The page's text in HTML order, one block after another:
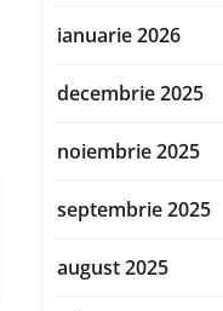
ianuarie 2026
decembrie 2025
noiembrie 2025
septembrie 2025
august 2025